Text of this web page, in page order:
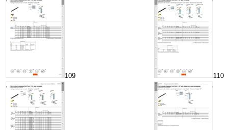
109 110